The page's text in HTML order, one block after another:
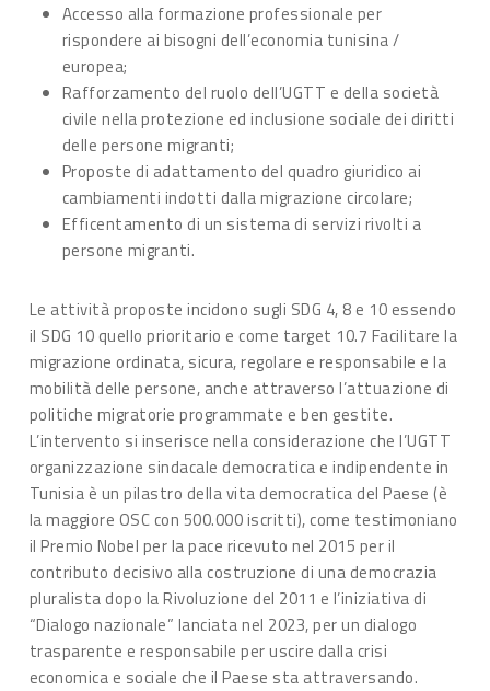
Accesso alla formazione professionale per
rispondere ai bisogni dell’economia tunisina /
europea;
Rafforzamento del ruolo dell’UGTT e della società
civile nella protezione ed inclusione sociale dei diritti
delle persone migranti;
Proposte di adattamento del quadro giuridico ai
cambiamenti indotti dalla migrazione circolare;
Efficentamento di un sistema di servizi rivolti a
persone migranti.
Le attività proposte incidono sugli SDG 4, 8 e 10 essendo
il SDG 10 quello prioritario e come target 10.7 Facilitare la
migrazione ordinata, sicura, regolare e responsabile e la
mobilità delle persone, anche attraverso l’attuazione di
politiche migratorie programmate e ben gestite.
L’intervento si inserisce nella considerazione che l’UGTT
organizzazione sindacale democratica e indipendente in
Tunisia è un pilastro della vita democratica del Paese (è
la maggiore OSC con 500.000 iscritti), come testimoniano
il Premio Nobel per la pace ricevuto nel 2015 per il
contributo decisivo alla costruzione di una democrazia
pluralista dopo la Rivoluzione del 2011 e l’iniziativa di
“Dialogo nazionale” lanciata nel 2023, per un dialogo
trasparente e responsabile per uscire dalla crisi
economica e sociale che il Paese sta attraversando.